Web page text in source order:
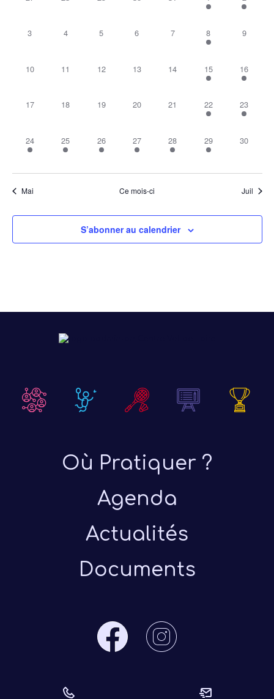
évènement,évènement,
0
3
0
4
0
5
0
6
0
évènement,
7
1
évènement,
8
0
9
0
10
0
11
0
12
0
13
0
évènement,
14
2
évènements,
15
1
16
0
17
0
18
0
19
0
20
0
évènement,
21
1
évènement,
22
1
23
1
évènement,
24
1
évènement,
25
1
évènement,
26
1
évènement,
27
1
évènement,
28
1
évènement,
29
0
30
Mai Ce mois-ci Juil
S’abonner au calendrier
Où Pratiquer ?
Agenda
Actualités
Documents